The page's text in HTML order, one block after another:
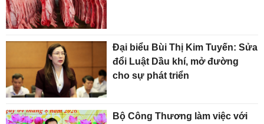
Đại biểu Bùi Thị Kim Tuyến: Sửa
đổi Luật Dầu khí, mở đường
cho sự phát triển
Bộ Công Thương làm việc với